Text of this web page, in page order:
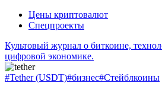
Цены криптовалют
Спецпроекты
Культовый журнал о биткоине,
цифровой экономике.
#Tether (USDT)#бизнес#Стейблкоины